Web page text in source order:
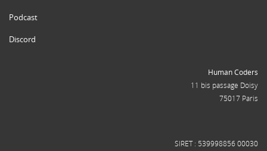
Podcast
Discord
Human Coders
11 bis passage Doisy
75017 Paris
SIRET : 539998856 00030